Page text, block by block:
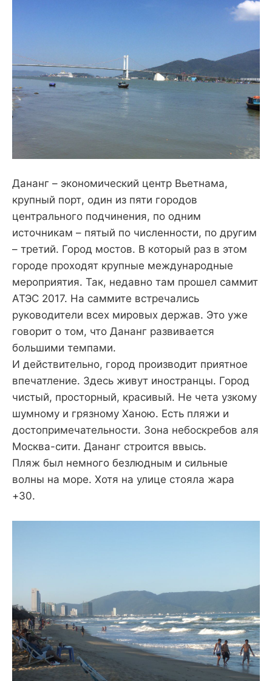
Дананг – экономический центр Вьетнама,
крупный порт, один из пяти городов
центрального подчинения, по одним
источникам – пятый по численности, по другим
– третий. Город мостов. В который раз в этом
городе проходят крупные международные
мероприятия. Так, недавно там прошел саммит
АТЭС 2017. На саммите встречались
руководители всех мировых держав. Это уже
говорит о том, что Дананг развивается
большими темпами.
И действительно, город производит приятное
впечатление. Здесь живут иностранцы. Город
чистый, просторный, красивый. Не чета узкому
шумному и грязному Ханою. Есть пляжи и
достопримечательности. Зона небоскребов аля
Москва-сити. Дананг строится ввысь.
Пляж был немного безлюдным и сильные
волны на море. Хотя на улице стояла жара
+30.